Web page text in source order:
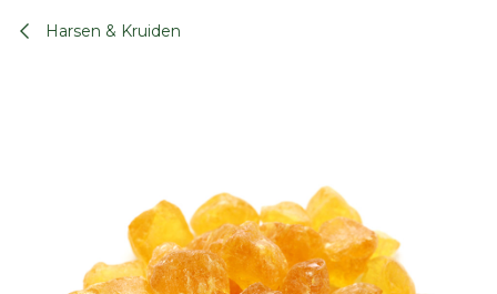
Harsen & Kruiden